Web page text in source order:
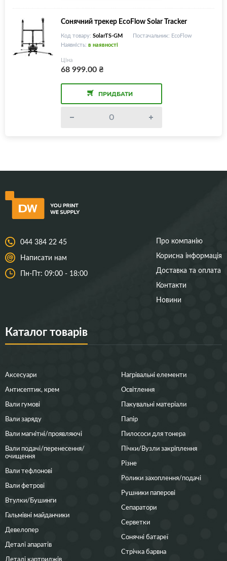
Сонячний трекер EcoFlow Solar Tracker
Код товару: SolarTS-GM
Постачальник: EcoFlow
Наявність: в наявності
Ціна
68 999.00₴
ПРИДБАТИ
044 384 22 45
Написати нам
Пн-Пт: 09:00 - 18:00
Про компанію
Корисна інформація
Доставка та оплата
Контакти
Новини
Каталог товарів
Аксесуари
Антисептик, крем
Вали гумові
Вали заряду
Вали магнітні/проявляючі
Вали подачі/перенесення/
очищення
Вали тефлонові
Вали фетрові
Втулки/Бушинги
Гальмівні майданчики
Девелопер
Деталі апаратів
Деталі картриджів
Нагрівальні елементи
Освітлення
Пакувальні матеріали
Папір
Пилососи для тонера
Пічки/Вузли закріплення
Різне
Ролики захоплення/подачі
Рушники паперові
Сепаратори
Серветки
Сонячні батареї
Стрічка барвна